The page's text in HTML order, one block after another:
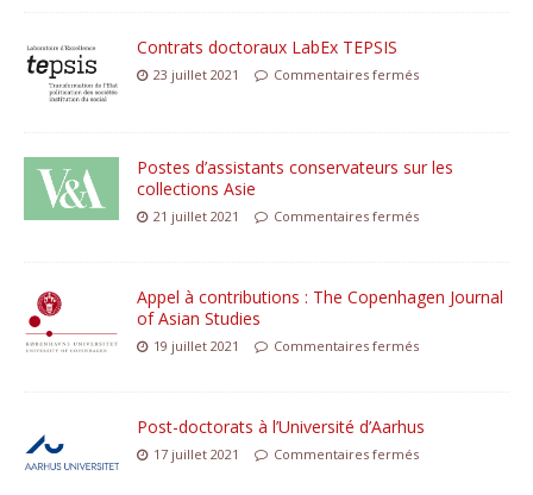
Contrats doctoraux LabEx TEPSIS
23 juillet 2021 Commentaires fermés
Postes d’assistants conservateurs sur les
collections Asie
21 juillet 2021 Commentaires fermés
Appel à contributions : The Copenhagen Journal
of Asian Studies
19 juillet 2021 Commentaires fermés
Post-doctorats à l’Université d’Aarhus
17 juillet 2021 Commentaires fermés